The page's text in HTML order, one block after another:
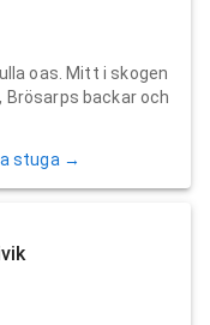
oas. Mitt i skogen
backar och
stuga →